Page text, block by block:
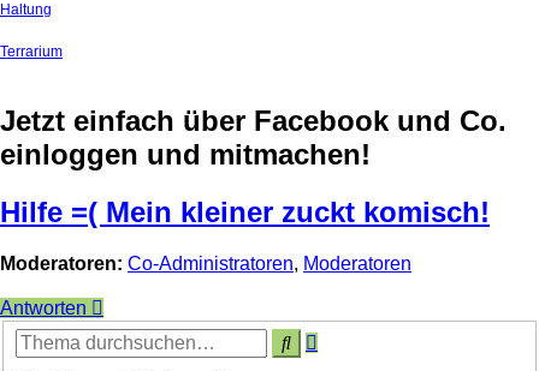
Haltung
Terrarium
Jetzt einfach über Facebook und Co.
einloggen und mitmachen!
Hilfe =( Mein kleiner zuckt komisch!
Moderatoren: Co-Administratoren, Moderatoren
Antworten
SucheErweiterte
Suche